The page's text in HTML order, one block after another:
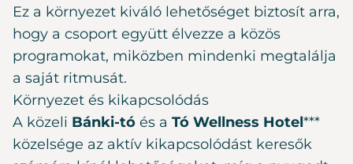
Ez a környezet kiváló lehetőséget biztosít arra,
hogy a csoport együtt élvezze a közös
programokat, miközben mindenki megtalálja
a saját ritmusát.
Környezet és kikapcsolódás
A közeli Bánki-tó és a Tó Wellness Hotel***
közelsége az aktív kikapcsolódást keresők